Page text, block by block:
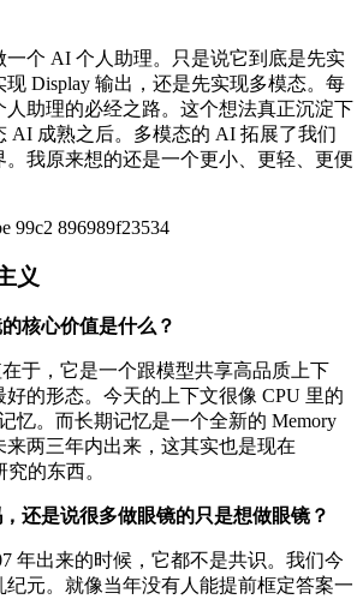
一个 AI 个人助理。只是说它到底是先实
Display 输出，还是先实现多模态。每
人助理的必经之路。这个想法真正沉淀下
AI 成熟之后。多模态的 AI 拓展了我们
我原来想的还是一个更小、更轻、更便
义
核心价值是什么？
于，它是一个跟模型共享高品质上下
的形态。今天的上下文很像 CPU 里的
忆。而长期记忆是一个全新的 Memory
来两三年内出来，这其实也是现在
的东西。
还是说很多做眼镜的只是想做眼镜？
年出来的时候，它都不是共识。我们今
纪元。就像当年没有人能提前框定答案一